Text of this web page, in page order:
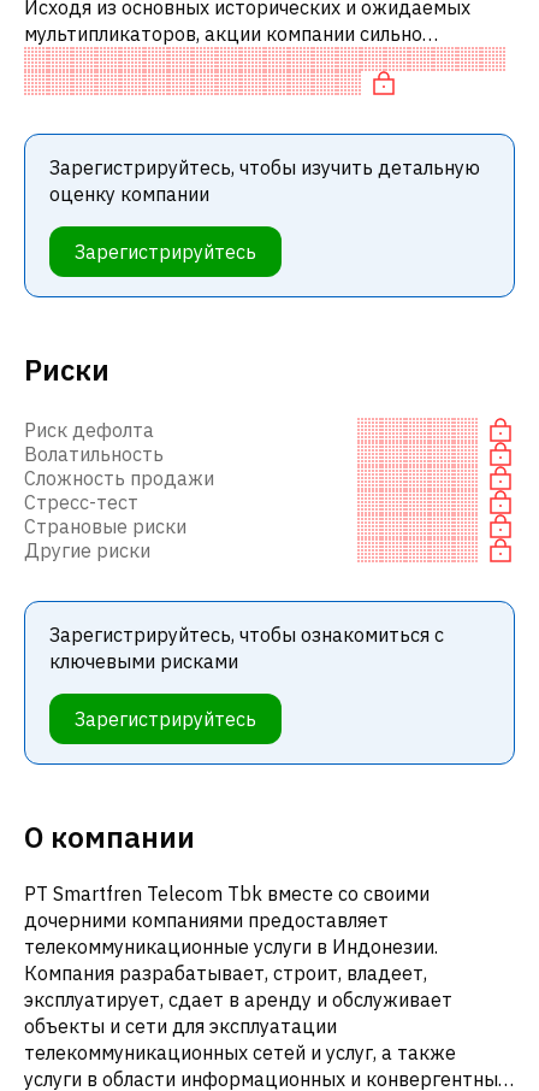
Риски
Риск дефолта
Волатильность
Сложность продажи
Стресс-тест
Страновые риски
Другие риски
Зарегистрируйтесь, чтобы ознакомиться с
ключевыми рисками
Зарегистрируйтесь
О компании
PT Smartfren Telecom Tbk вместе со своими
дочерними компаниями предоставляет
телекоммуникационные услуги в Индонезии.
Компания разрабатывает, строит, владеет,
эксплуатирует, сдает в аренду и обслуживает
объекты и сети для эксплуатации
телекоммуникационных сетей и услуг, а также
услуги в области информационных и конвергентных
Исходя из основных исторических и ожидаемых
мультипликаторов, акции компании сильно
недооценены по сравнению с аналогичными
компаниями.
Зарегистрируйтесь, чтобы изучить детальную
оценку компании
Зарегистрируйтесь